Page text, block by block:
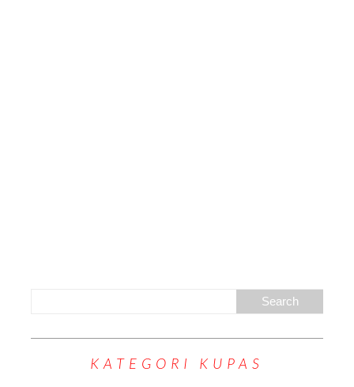
KATEGORI KUPAS